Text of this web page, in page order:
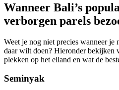
Wanneer Bali’s
verborgen parels
Weet je nog niet precies wanneer
daar wilt doen? Hieronder bekijken
plekken op het eiland en wat de
Seminyak